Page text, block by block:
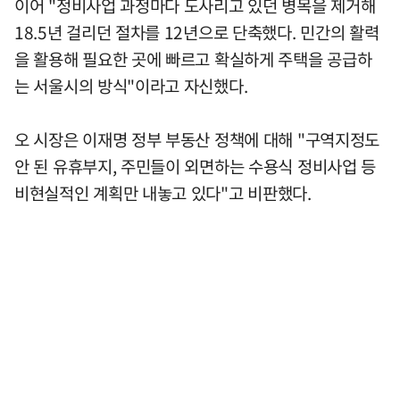
이어 "정비사업 과정마다 도사리고 있던 병목을 제거해
18.5년 걸리던 절차를 12년으로 단축했다. 민간의 활력
을 활용해 필요한 곳에 빠르고 확실하게 주택을 공급하
는 서울시의 방식"이라고 자신했다.
오 시장은 이재명 정부 부동산 정책에 대해 "구역지정도
안 된 유휴부지, 주민들이 외면하는 수용식 정비사업 등
비현실적인 계획만 내놓고 있다"고 비판했다.